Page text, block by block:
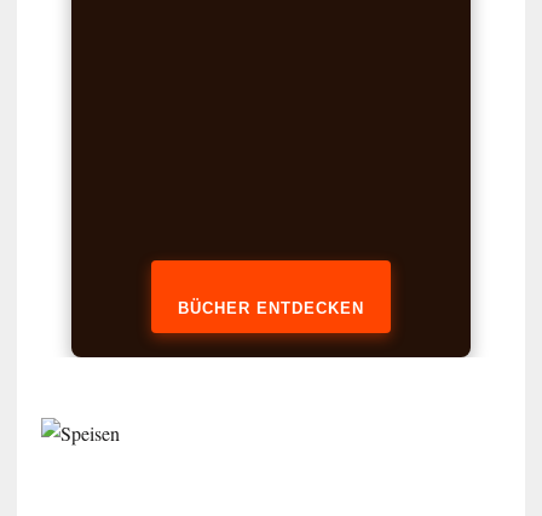
BÜCHER ENTDECKEN